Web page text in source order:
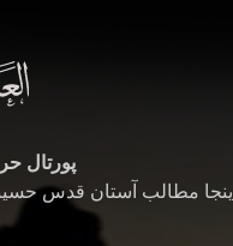
پورتال
اینجا مطالب آستان قدس